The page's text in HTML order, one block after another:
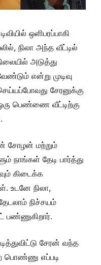
ஒளிபரப்பாகி
நிலா அந்த வீட்டில்
அடுத்து
என்று முடிவு
சேரனுக்கு
பெண்ணை வீட்டிற்கு
சோழன் மற்றும்
நாங்கள் தேடி பார்த்து
கிடைக்க
உடனே நிலா,
நிச்சயம்
பண்ணுகிறார்.
சேரன் வந்த
பொண்ணு எப்படி